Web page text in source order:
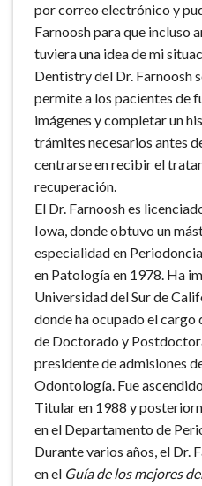
por correo electrónico y
Farnoosh para que incluso
tuviera una idea de mi
Dentistry del Dr. Farnoosh
permite a los pacientes de
imágenes y completar un
trámites necesarios antes
centrarse en recibir el
recuperación.
El Dr. Farnoosh es
Iowa, donde obtuvo un
especialidad en
en Patología en 1978. Ha
Universidad del Sur de
donde ha ocupado el
de Doctorado y
presidente de admisiones
Odontología. Fue
Titular en 1988 y
en el Departamento de
Durante varios años, el Dr.
en el Guía de los mejores